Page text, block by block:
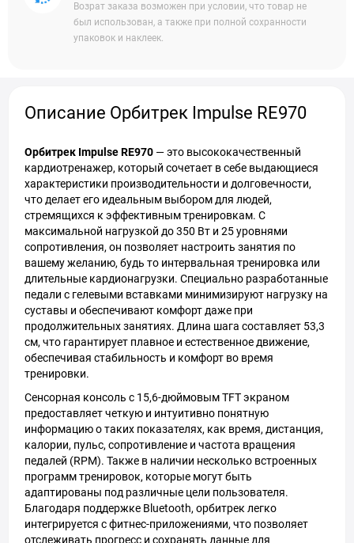
Возрат заказа возможен при условии, что товар не
был использован, а также при полной сохранности
упаковок и наклеек.
Описание Орбитрек Impulse RE970
Орбитрек Impulse RE970 — это высококачественный
кардиотренажер, который сочетает в себе выдающиеся
характеристики производительности и долговечности,
что делает его идеальным выбором для людей,
стремящихся к эффективным тренировкам. С
максимальной нагрузкой до 350 Вт и 25 уровнями
сопротивления, он позволяет настроить занятия по
вашему желанию, будь то интервальная тренировка или
длительные кардионагрузки. Специально разработанные
педали с гелевыми вставками минимизируют нагрузку на
суставы и обеспечивают комфорт даже при
продолжительных занятиях. Длина шага составляет 53,3
см, что гарантирует плавное и естественное движение,
обеспечивая стабильность и комфорт во время
тренировки.
Сенсорная консоль с 15,6-дюймовым TFT экраном
предоставляет четкую и интуитивно понятную
информацию о таких показателях, как время, дистанция,
калории, пульс, сопротивление и частота вращения
педалей (RPM). Также в наличии несколько встроенных
программ тренировок, которые могут быть
адаптированы под различные цели пользователя.
Благодаря поддержке Bluetooth, орбитрек легко
интегрируется с фитнес-приложениями, что позволяет
отслеживать прогресс и сохранять данные для